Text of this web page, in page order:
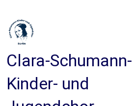
springen
Clara-Schumann-
Kinder- und